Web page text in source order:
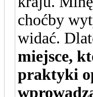
choćby
widać.
miejsce,
praktyki